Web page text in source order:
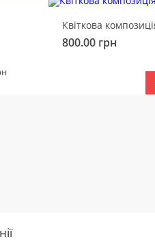
Квіткова
800.00 грн